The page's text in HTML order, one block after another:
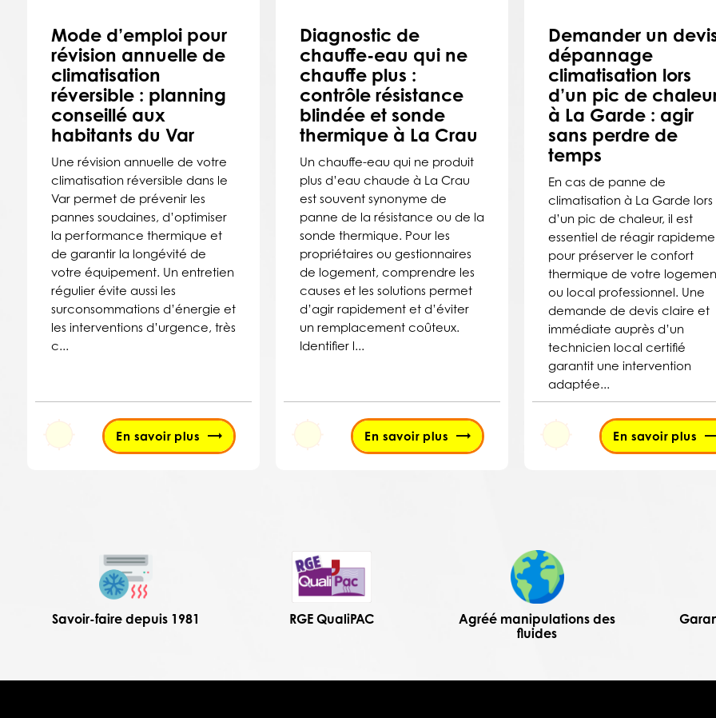
Mode d’emploi pour
révision annuelle de
climatisation
réversible : planning
conseillé aux
habitants du Var
Une révision annuelle de votre
climatisation réversible dans le
Var permet de prévenir les
pannes soudaines, d’optimiser
la performance thermique et
de garantir la longévité de
votre équipement. Un entretien
régulier évite aussi les
surconsommations d’énergie et
les interventions d’urgence, très
c...
En savoir plus
Diagnostic de
chauffe-eau qui ne
chauffe plus :
contrôle résistance
blindée et sonde
thermique à La Crau
Un chauffe-eau qui ne produit
plus d’eau chaude à La Crau
est souvent synonyme de
panne de la résistance ou de la
sonde thermique. Pour les
propriétaires ou gestionnaires
de logement, comprendre les
causes et les solutions permet
d’agir rapidement et d’éviter
un remplacement coûteux.
Identifier l...
En savoir plus
Demander un
dépannage
climatisation lors
d’un pic de
à La Garde : agir
sans perdre de
temps
En cas de panne de
climatisation à La Garde lors
d’un pic de chaleur, il est
essentiel de réagir
pour préserver le confort
thermique de votre
ou local professionnel. Une
demande de devis claire et
immédiate auprès d’un
technicien local certifié
garantit une intervention
adaptée...
En savoir plus
Savoir-faire depuis 1981 RGE QualiPAC
Agréé manipulations des
fluides